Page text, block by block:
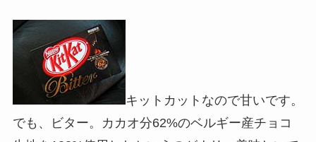
キットカットなので甘いです。
でも、ビター。カカオ分62%のベルギー産チョコ